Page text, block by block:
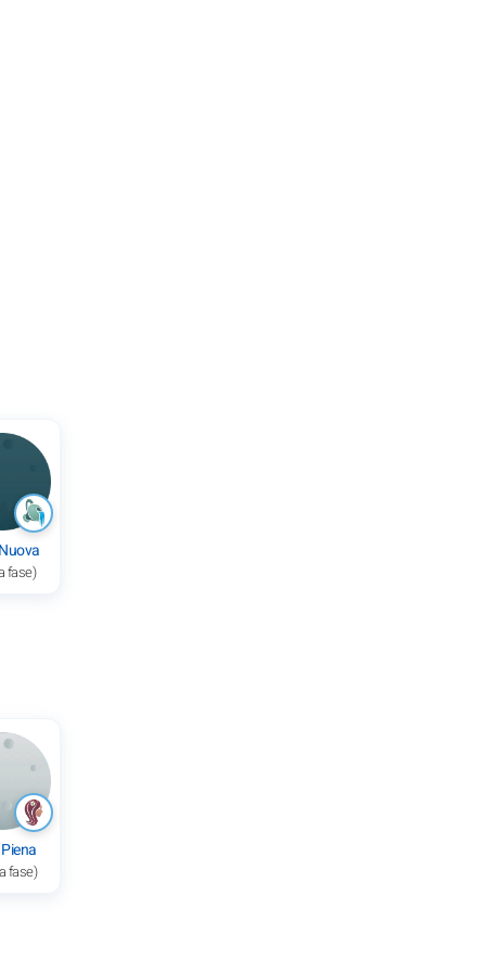
fase)
fase)